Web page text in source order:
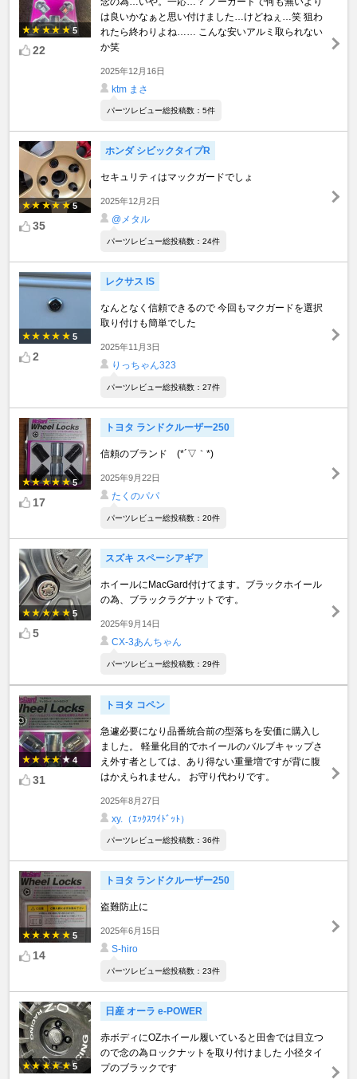
5
22
は良いかなぁと思い付けました…けどねぇ…笑 狙わ
れたら終わりよね…… こんな安いアルミ取られない
か笑
2025年12月16日
ktm まさ
パーツレビュー総投稿数：5件
5
35
ホンダ シビックタイプR
セキュリティはマックガードでしょ
2025年12月2日
@メタル
パーツレビュー総投稿数：24件
5
2
レクサス IS
なんとなく信頼できるので 今回もマクガードを選択
取り付けも簡単でした
2025年11月3日
りっちゃん323
パーツレビュー総投稿数：27件
5
17
トヨタ ランドクルーザー250
信頼のブランド (*´▽｀*)
2025年9月22日
たくのパパ
パーツレビュー総投稿数：20件
5
5
スズキ スペーシアギア
ホイールにMacGard付けてます。ブラックホイール
の為、ブラックラグナットです。
2025年9月14日
CX-3あんちゃん
パーツレビュー総投稿数：29件
4
31
トヨタ コペン
急遽必要になり品番統合前の型落ちを安価に購入し
ました。 軽量化目的でホイールのバルブキャップさ
え外す者としては、あり得ない重量増ですが背に腹
はかえられません。 お守り代わりです。
2025年8月27日
xy.（ｴｯｸｽﾜｲﾄﾞｯﾄ）
パーツレビュー総投稿数：36件
5
14
トヨタ ランドクルーザー250
盗難防止に
2025年6月15日
S-hiro
パーツレビュー総投稿数：23件
5
日産 オーラ e-POWER
赤ボディにOZホイール履いていると田舎では目立つ
ので念の為ロックナットを取り付けました 小径タイ
プのブラックです